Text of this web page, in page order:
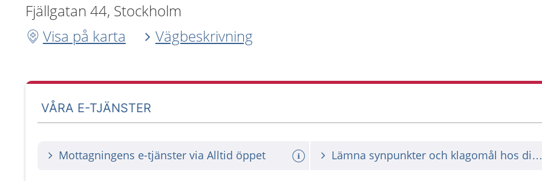
Fjällgatan 44, Stockholm
Visa på karta
Vägbeskrivning
VÅRA E-TJÄNSTER
Mottagningens e-tjänster via Alltid öppet Lämna synpunkter och klagomål hos din vårdgivare